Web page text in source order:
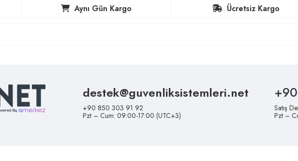
Aynı Gün Kargo Ücretsiz Kargo
destek@guvenliksistemleri.net
+90 850 303 91 92
Pzt – Cum: 09:00-17:00 (UTC+3)
Satış
Pzt –